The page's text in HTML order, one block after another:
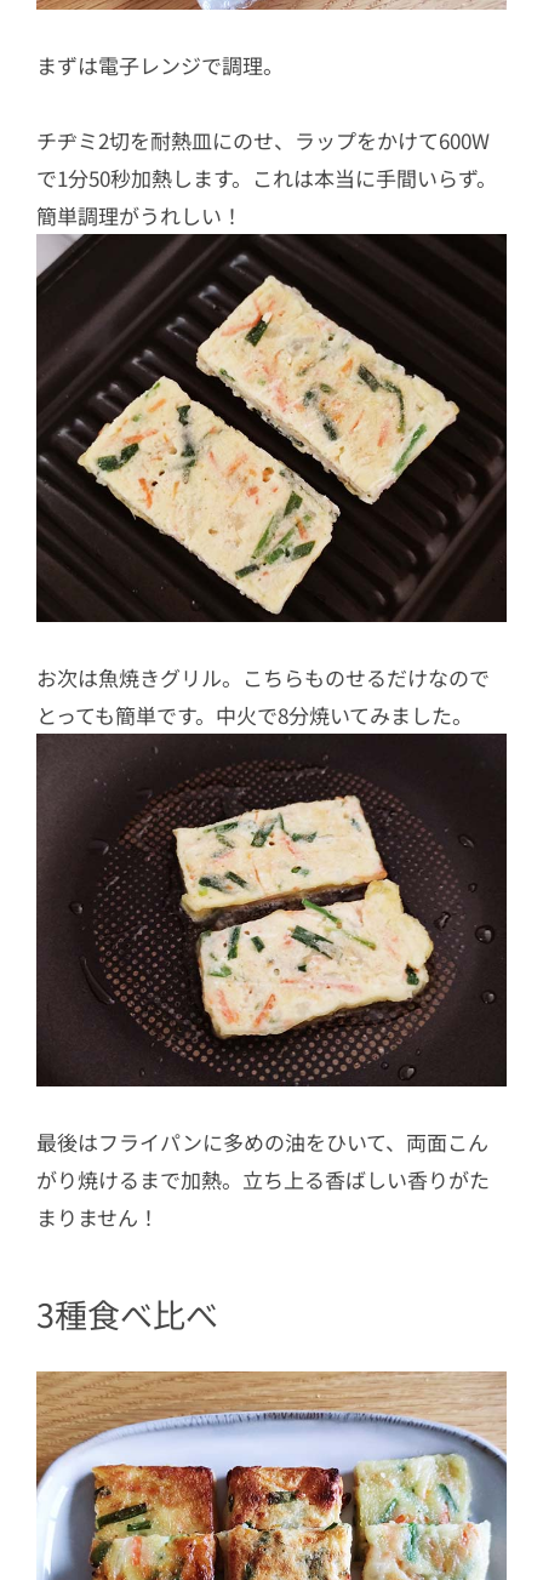
まずは電子レンジで調理。
チヂミ2切を耐熱皿にのせ、ラップをかけて600W
で1分50秒加熱します。これは本当に手間いらず。
簡単調理がうれしい！
お次は魚焼きグリル。こちらものせるだけなので
とっても簡単です。中火で8分焼いてみました。
最後はフライパンに多めの油をひいて、両面こん
がり焼けるまで加熱。立ち上る香ばしい香りがた
まりません！
3種食べ比べ